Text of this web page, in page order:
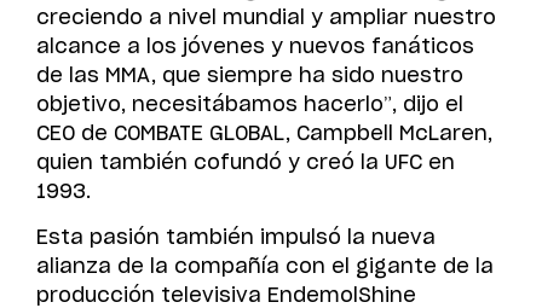
creciendo a nivel mundial y ampliar nuestro
alcance a los jóvenes y nuevos fanáticos
de las MMA, que siempre ha sido nuestro
objetivo, necesitábamos hacerlo”, dijo el
CEO de COMBATE GLOBAL, Campbell McLaren,
quien también cofundó y creó la UFC en
1993.
Esta pasión también impulsó la nueva
alianza de la compañía con el gigante de la
producción televisiva EndemolShine